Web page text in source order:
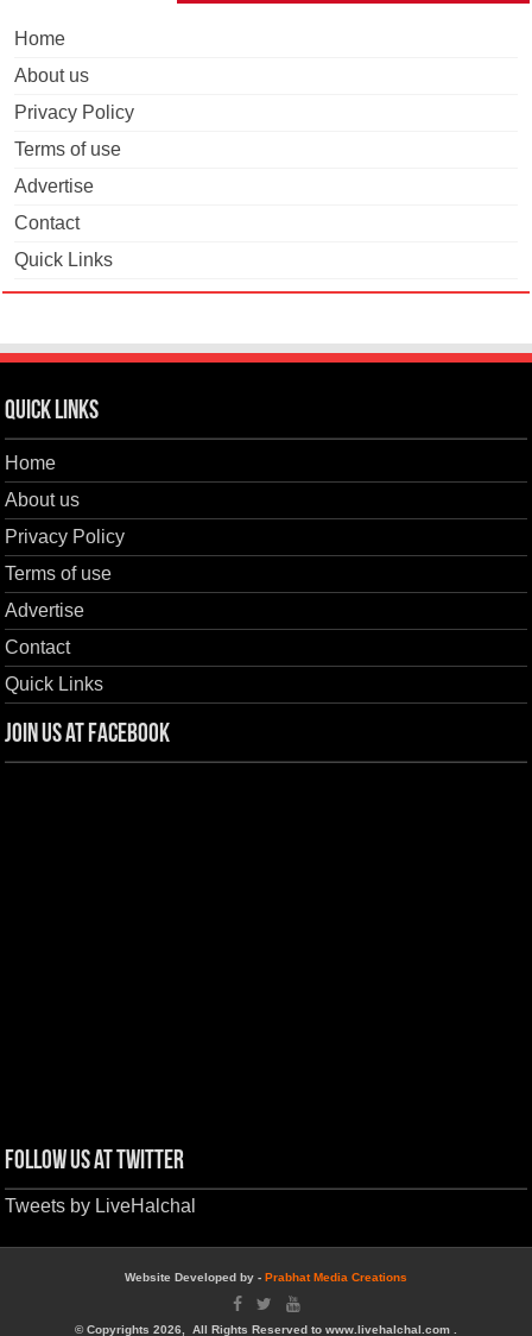
Home
About us
Privacy Policy
Terms of use
Advertise
Contact
Quick Links
Quick Links
Home
About us
Privacy Policy
Terms of use
Advertise
Contact
Quick Links
Join us at Facebook
Follow us at Twitter
Tweets by LiveHalchal
Website Developed by - Prabhat Media Creations
© Copyrights 2026, All Rights Reserved to www.livehalchal.com .